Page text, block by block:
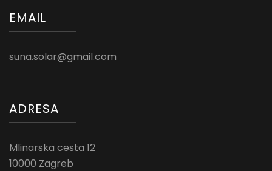
EMAIL
suna.solar@gmail.com
ADRESA
Mlinarska cesta 12
10000 Zagreb